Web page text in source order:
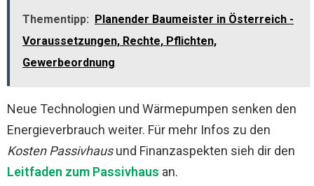
Thementipp: Planender Baumeister in Österreich -
Voraussetzungen, Rechte, Pflichten,
Gewerbeordnung
Neue Technologien und Wärmepumpen senken den
Energieverbrauch weiter. Für mehr Infos zu den
Kosten Passivhausund Finanzaspekten sieh dir den
Leitfaden zum Passivhaus an.